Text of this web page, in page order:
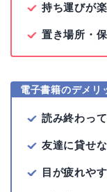
持ち運びが楽
置き場所・
電子書籍のデメリ
読み終わっ
友達に貸せ
目が疲れや